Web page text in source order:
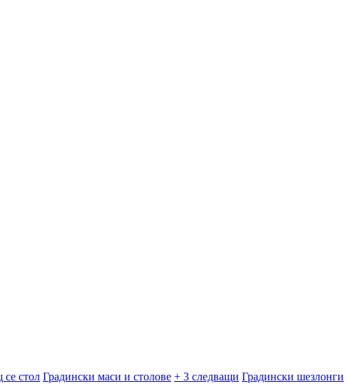
стол Градински маси и столове + 3 следващи Градински шезлонги